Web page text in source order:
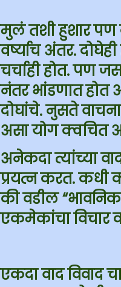
मुलं तशी हुशार
वर्ष्याच अंतर.
चर्चाही होत. पण
नंतर भांडणात होत
दोघांचे. नुसते
असा योग क्वचित
अनेकदा त्यांच्या
प्रयत्न करत. कधी
की वडील
एकमेकांचा विचार
एकदा वाद विवाद